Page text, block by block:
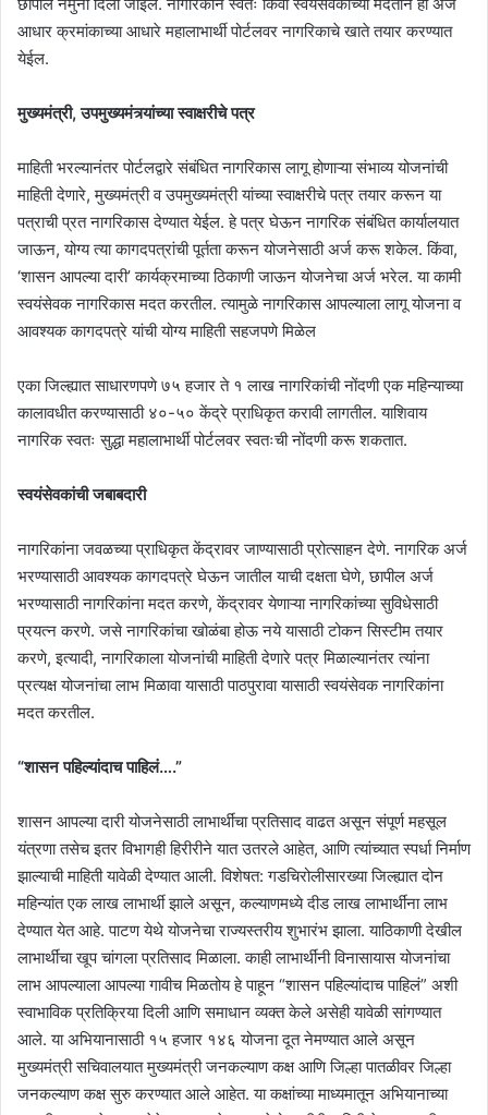
छापील नमुना दिला जाईल. नागरिकाने स्वतः किंवा स्वयंसेवकाच्या मदतीने हा अर्ज
आधार क्रमांकाच्या आधारे महालाभार्थी पोर्टलवर नागरिकाचे खाते तयार करण्यात
येईल.
मुख्यमंत्री, उपमुख्यमंत्र्यांच्या स्वाक्षरीचे पत्र
माहिती भरल्यानंतर पोर्टलद्वारे संबंधित नागरिकास लागू होणाऱ्या संभाव्य योजनांची
माहिती देणारे, मुख्यमंत्री व उपमुख्यमंत्री यांच्या स्वाक्षरीचे पत्र तयार करून या
पत्राची प्रत नागरिकास देण्यात येईल. हे पत्र घेऊन नागरिक संबंधित कार्यालयात
जाऊन, योग्य त्या कागदपत्रांची पूर्तता करून योजनेसाठी अर्ज करू शकेल. किंवा,
‘शासन आपल्या दारी’ कार्यक्रमाच्या ठिकाणी जाऊन योजनेचा अर्ज भरेल. या कामी
स्वयंसेवक नागरिकास मदत करतील. त्यामुळे नागरिकास आपल्याला लागू योजना व
आवश्यक कागदपत्रे यांची योग्य माहिती सहजपणे मिळेल
एका जिल्ह्यात साधारणपणे ७५ हजार ते १ लाख नागरिकांची नोंदणी एक महिन्याच्या
कालावधीत करण्यासाठी ४०-५० केंद्रे प्राधिकृत करावी लागतील. याशिवाय
नागरिक स्वतः सुद्धा महालाभार्थी पोर्टलवर स्वतःची नोंदणी करू शकतात.
स्वयंसेवकांची जबाबदारी
नागरिकांना जवळच्या प्राधिकृत केंद्रावर जाण्यासाठी प्रोत्साहन देणे. नागरिक अर्ज
भरण्यासाठी आवश्यक कागदपत्रे घेऊन जातील याची दक्षता घेणे, छापील अर्ज
भरण्यासाठी नागरिकांना मदत करणे, केंद्रावर येणाऱ्या नागरिकांच्या सुविधेसाठी
प्रयत्न करणे. जसे नागरिकांचा खोळंबा होऊ नये यासाठी टोकन सिस्टीम तयार
करणे, इत्यादी, नागरिकाला योजनांची माहिती देणारे पत्र मिळाल्यानंतर त्यांना
प्रत्यक्ष योजनांचा लाभ मिळावा यासाठी पाठपुरावा यासाठी स्वयंसेवक नागरिकांना
मदत करतील.
“शासन पहिल्यांदाच पाहिलं….”
शासन आपल्या दारी योजनेसाठी लाभार्थींचा प्रतिसाद वाढत असून संपूर्ण महसूल
यंत्रणा तसेच इतर विभागही हिरीरीने यात उतरले आहेत, आणि त्यांच्यात स्पर्धा निर्माण
झाल्याची माहिती यावेळी देण्यात आली. विशेषत: गडचिरोलीसारख्या जिल्ह्यात दोन
महिन्यांत एक लाख लाभार्थी झाले असून, कल्याणमध्ये दीड लाख लाभार्थींना लाभ
देण्यात येत आहे. पाटण येथे योजनेचा राज्यस्तरीय शुभारंभ झाला. याठिकाणी देखील
लाभार्थींचा खूप चांगला प्रतिसाद मिळाला. काही लाभार्थींनी विनासायास योजनांचा
लाभ आपल्याला आपल्या गावीच मिळतोय हे पाहून “शासन पहिल्यांदाच पाहिलं” अशी
स्वाभाविक प्रतिक्रिया दिली आणि समाधान व्यक्त केले असेही यावेळी सांगण्यात
आले. या अभियानासाठी १५ हजार १४६ योजना दूत नेमण्यात आले असून
मुख्यमंत्री सचिवालयात मुख्यमंत्री जनकल्याण कक्ष आणि जिल्हा पातळीवर जिल्हा
जनकल्याण कक्ष सुरु करण्यात आले आहेत. या कक्षांच्या माध्यमातून अभियानाच्या